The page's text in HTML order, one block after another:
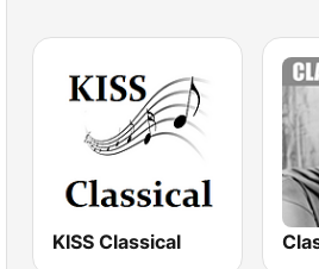
KISS Classical